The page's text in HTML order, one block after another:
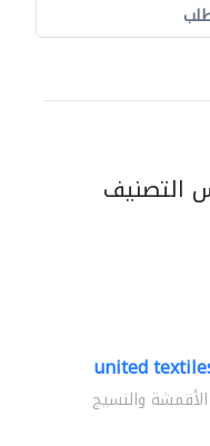
التصنيف
united
الأقمشة والنسيج